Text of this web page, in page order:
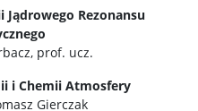
Rezonansu
prof. ucz.
i Chemii Atmosfery
Gierczak